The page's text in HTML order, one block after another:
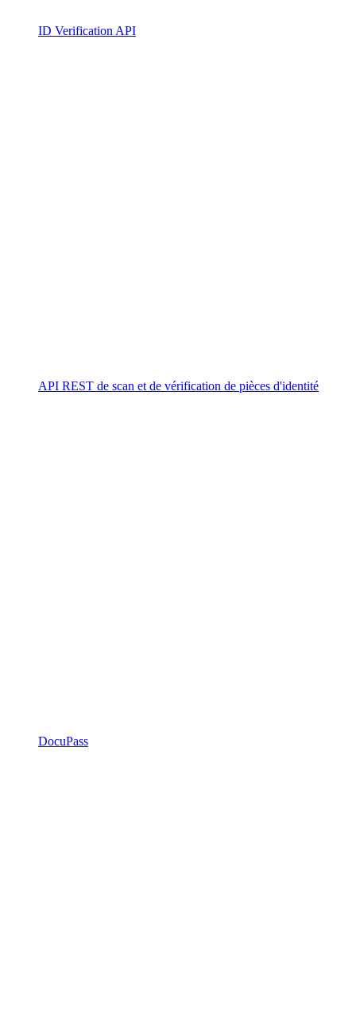
ID Verification API
API REST de scan et de vérification de pièces d'identité
DocuPass